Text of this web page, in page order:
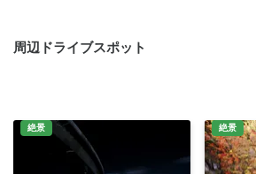
周辺ドライブスポット
絶景 絶景